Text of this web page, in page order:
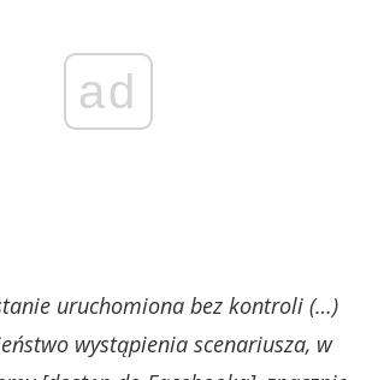
ad
uruchomiona bez kontroli (…)
wystąpienia scenariusza, w